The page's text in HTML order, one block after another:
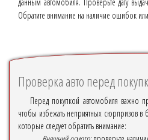
Обратите внимание на наличие ошибок
Проверка авто перед
Перед покупкой автомобиля важно
чтобы избежать неприятных сюрпризов в
которые следует обратить внимание: